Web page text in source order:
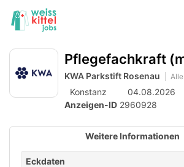
Accessibility
Modus
aktivieren
zur
zum
Pflegefachkraft
KWA Parkstift Rosenau
Konstanz 04.08.2026
Anzeigen-ID 2960928
Weitere Informationen
Eckdaten